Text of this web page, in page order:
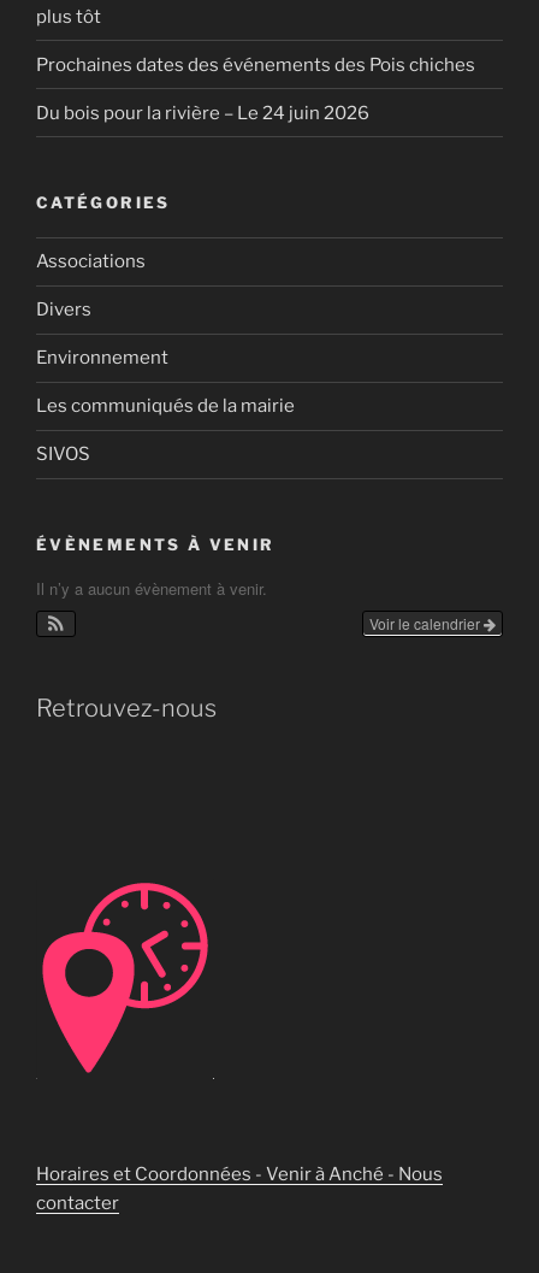
plus tôt
Prochaines dates des événements des Pois chiches
Du bois pour la rivière – Le 24 juin 2026
CATÉGORIES
Associations
Divers
Environnement
Les communiqués de la mairie
SIVOS
ÉVÈNEMENTS À VENIR
Il n’y a aucun évènement à venir.
Voir le calendrier
Retrouvez-nous
Horaires et Coordonnées - Venir à Anché - Nous
contacter